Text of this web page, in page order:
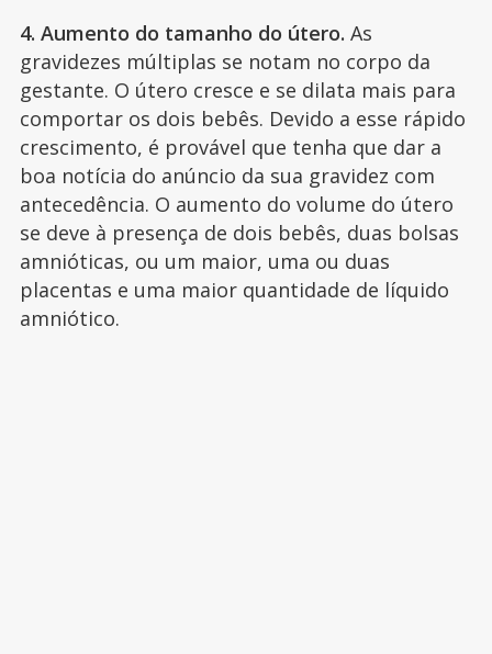
4. Aumento do tamanho do útero. As
gravidezes múltiplas se notam no corpo da
gestante. O útero cresce e se dilata mais para
comportar os dois bebês. Devido a esse rápido
crescimento, é provável que tenha que dar a
boa notícia do anúncio da sua gravidez com
antecedência. O aumento do volume do útero
se deve à presença de dois bebês, duas bolsas
amnióticas, ou um maior, uma ou duas
placentas e uma maior quantidade de líquido
amniótico.